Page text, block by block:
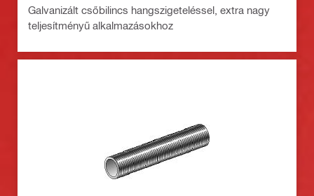
Galvanizált csőbilincs hangszigeteléssel, extra nagy
teljesítményű alkalmazásokhoz